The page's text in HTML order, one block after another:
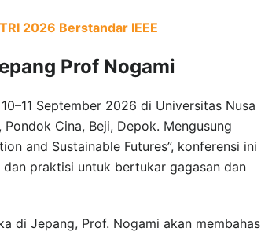
2026 Berstandar IEEE
Prof Nogami
September 2026 di Universitas Nusa
Cina, Beji, Depok. Mengusung
and Sustainable Futures”, konferensi ini
praktisi untuk bertukar gagasan dan
di Jepang, Prof. Nogami akan membahas